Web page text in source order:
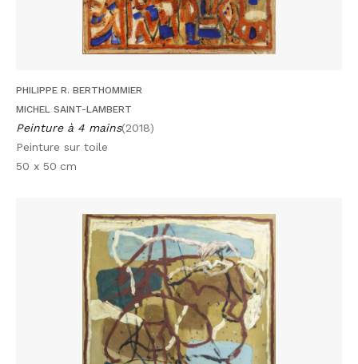
PHILIPPE R. BERTHOMMIER
MICHEL SAINT-LAMBERT
Peinture à 4 mains(2018)
Peinture sur toile
50 x 50 cm